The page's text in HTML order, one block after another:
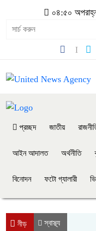
০৪:৫০
প্রচ্ছদ জাতীয়
আইন আদালত অর্থনীতি
বিনোদন ফটো গ্যালারী
নীড় স্বাস্থ্য